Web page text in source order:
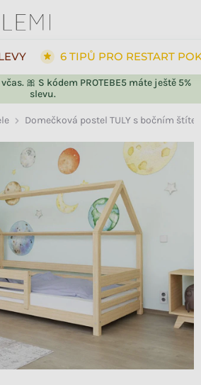
🎀 S kódem PROTEBE5 máte ještě 5%
slevu.
6 TIPŮ PRO RESTART
Domečková postel TULY s bočním